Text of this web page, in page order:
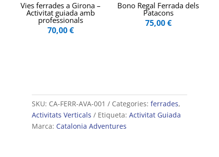
Vies ferrades a Girona –
Activitat guiada amb
professionals
70,00€
Bono Regal Ferrada dels
Patacons
75,00€
SKU: CA-FERR-AVA-001 Categories: ferrades,
Activitats Verticals
Etiqueta: Activitat Guiada
Marca: Catalonia Adventures